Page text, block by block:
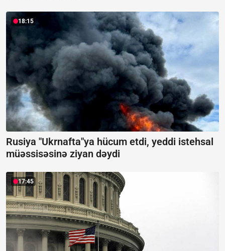
18:15
Rusiya "Ukrnafta"ya hücum etdi, yeddi istehsal
müəssisəsinə ziyan dəydi
17:45